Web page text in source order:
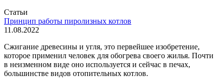
Статьи
Принцип работы пиролизных котлов
11.08.2022
Сжигание древесины и угля, это первейшее изобретение,
которое применил человек для обогрева своего жилья. Почти
в неизменном виде оно используется и сейчас в печах,
большинстве видов отопительных котлов.